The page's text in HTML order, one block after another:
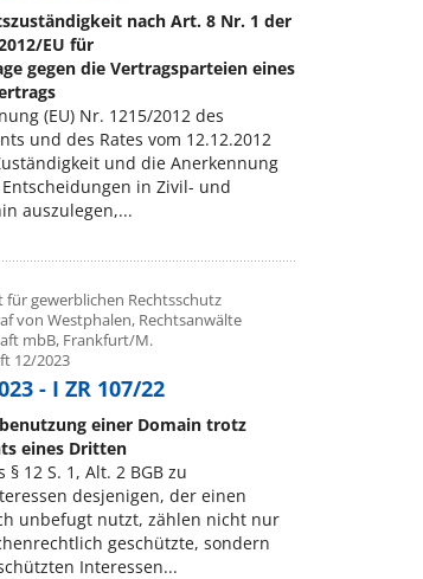
nach Art. 8 Nr. 1 der
EU für
gegen die Vertragsparteien eines
(EU) Nr. 1215/2012 des
und des Rates vom 12.12.2012
und die Anerkennung
in Zivil- und
auszulegen,...
für gewerblichen Rechtsschutz
von Westphalen, Rechtsanwälte
mbB, Frankfurt/M.
12/2023
- I ZR 107/22
einer Domain trotz
eines Dritten
12 S. 1, Alt. 2 BGB zu
desjenigen, der einen
unbefugt nutzt, zählen nicht nur
geschützte, sondern
Interessen...